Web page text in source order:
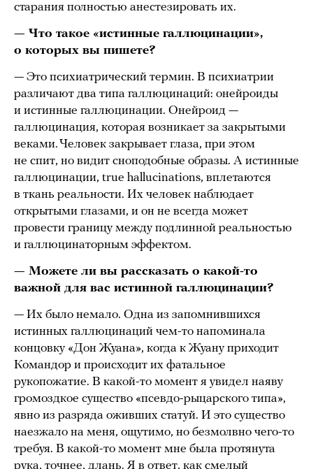
старания полностью анестезировать их.
— Что такое «истинные галлюцинации»,
о которых вы пишете?
— Это психиатрический термин. В психиатрии
различают два типа галлюцинаций: онейроиды
и истинные галлюцинации. Онейроид —
галлюцинация, которая возникает за закрытыми
веками. Человек закрывает глаза, при этом
не спит, но видит сноподобные образы. А истинные
галлюцинации, true hallucinations, вплетаются
в ткань реальности. Их человек наблюдает
открытыми глазами, и он не всегда может
провести границу между подлинной реальностью
и галлюцинаторным эффектом.
— Можете ли вы рассказать о какой-то
важной для вас истинной галлюцинации?
— Их было немало. Одна из запомнившихся
истинных галлюцинаций чем-то напоминала
концовку «Дон Жуана», когда к Жуану приходит
Командор и происходит их фатальное
рукопожатие. В какой-то момент я увидел наяву
громоздкое существо «псевдо-рыцарского типа»,
явно из разряда оживших статуй. И это существо
наезжало на меня, ощутимо, но безмолвно чего-то
требуя. В какой-то момент мне была протянута
рука, точнее, длань. Я в ответ, как смелый